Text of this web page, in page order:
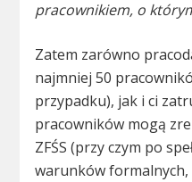
pracownikiem, o
Zatem zarówno
najmniej 50
przypadku), jak i ci
pracowników mogą
ZFŚS (przy czym po
warunków formalnych,